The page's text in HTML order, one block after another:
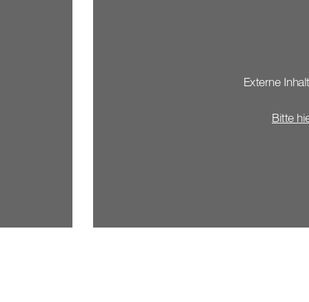
Externe
Bitte